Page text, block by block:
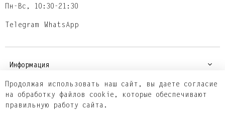
Информация
Пн-Вс, 10:30-21:30
Telegram WhatsApp
Продолжая использовать наш сайт, вы даете согласие
на обработку файлов cookie, которые обеспечивают
правильную работу сайта.